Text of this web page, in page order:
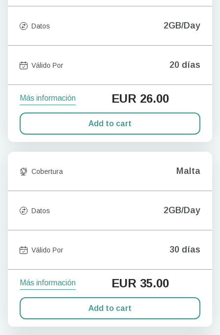
Datos 2GB/Day
Válido Por 20 días
Más información EUR 26.00
Add to cart
Cobertura Malta
Datos 2GB/Day
Válido Por 30 días
Más información EUR 35.00
Add to cart